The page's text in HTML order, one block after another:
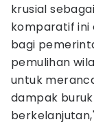
krusial
komparatif ini
bagi
pemulihan
untuk
dampak